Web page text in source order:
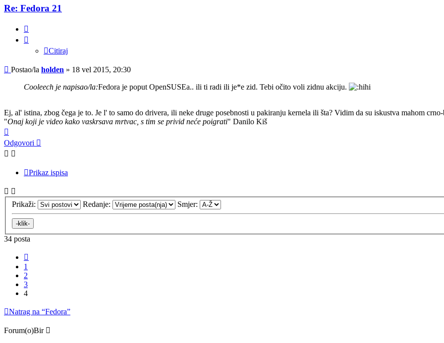
Re: Fedora 21
Citiraj
Post
Postao/la holden » 18 vel 2015, 20:30
Cooleech je napisao/la:Fedora je poput OpenSUSEa.. ili ti radi ili je*e zid. Tebi očito voli zidnu akciju.
Ej, al' istina, zbog čega je to. Je l' to samo do drivera, ili neke druge posebnosti u pakiranju kernela ili šta? Vidim da su iskustva mahom crno-
"Onaj koji je video kako vaskrsava mrtvac, s tim se privid neće poigrati" Danilo Kiš
Odgovori
Prikaz ispisa
Prikaži: Redanje: Smjer:
34 posta
1
2
3
4
Natrag na “Fedora”
Forum(o)Bir